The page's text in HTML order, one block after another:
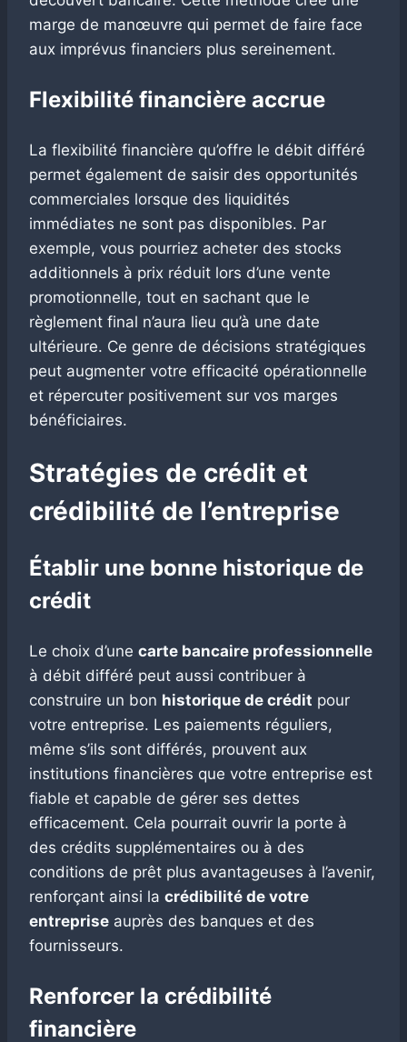
marge de manœuvre qui permet de faire face
aux imprévus financiers plus sereinement.
Flexibilité financière accrue
La flexibilité financière qu’offre le débit différé
permet également de saisir des opportunités
commerciales lorsque des liquidités
immédiates ne sont pas disponibles. Par
exemple, vous pourriez acheter des stocks
additionnels à prix réduit lors d’une vente
promotionnelle, tout en sachant que le
règlement final n’aura lieu qu’à une date
ultérieure. Ce genre de décisions stratégiques
peut augmenter votre efficacité opérationnelle
et répercuter positivement sur vos marges
bénéficiaires.
Stratégies de crédit et
crédibilité de l’entreprise
Établir une bonne historique de
crédit
Le choix d’une carte bancaire professionnelle
à débit différé peut aussi contribuer à
construire un bon historique de crédit pour
votre entreprise. Les paiements réguliers,
même s’ils sont différés, prouvent aux
institutions financières que votre entreprise est
fiable et capable de gérer ses dettes
efficacement. Cela pourrait ouvrir la porte à
des crédits supplémentaires ou à des
conditions de prêt plus avantageuses à l’avenir,
renforçant ainsi la crédibilité de votre
entreprise auprès des banques et des
fournisseurs.
Renforcer la crédibilité
financière